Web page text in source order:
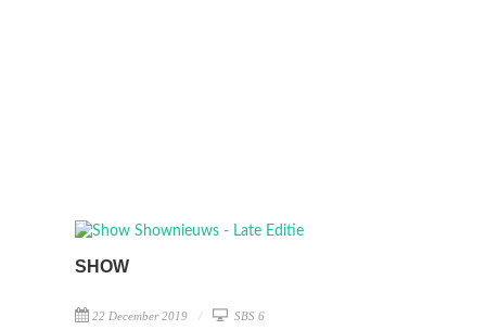
SHOW
22 December 2019 SBS 6